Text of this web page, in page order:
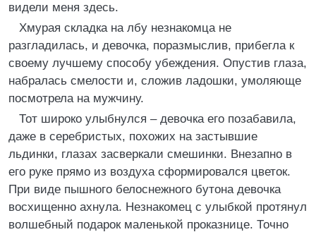
видели меня здесь.
Хмурая складка на лбу незнакомца не
разгладилась, и девочка, поразмыслив, прибегла к
своему лучшему способу убеждения. Опустив глаза,
набралась смелости и, сложив ладошки, умоляюще
посмотрела на мужчину.
Тот широко улыбнулся – девочка его позабавила,
даже в серебристых, похожих на застывшие
льдинки, глазах засверкали смешинки. Внезапно в
его руке прямо из воздуха сформировался цветок.
При виде пышного белоснежного бутона девочка
восхищенно ахнула. Незнакомец с улыбкой протянул
волшебный подарок маленькой проказнице. Точно